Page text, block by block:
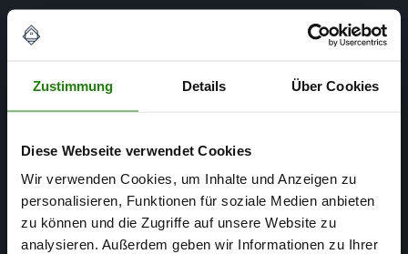
Zustimmung Details Über Cookies
Diese Webseite verwendet Cookies
Wir verwenden Cookies, um Inhalte und Anzeigen zu
personalisieren, Funktionen für soziale Medien anbieten
zu können und die Zugriffe auf unsere Website zu
analysieren. Außerdem geben wir Informationen zu Ihrer